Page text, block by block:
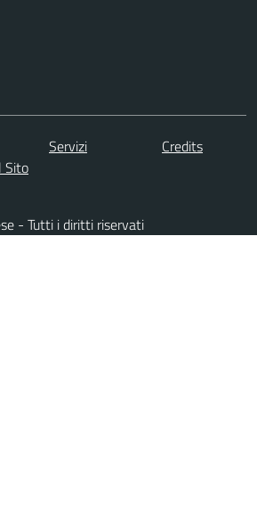
Servizi
Credits
Sito
- Tutti i diritti riservati